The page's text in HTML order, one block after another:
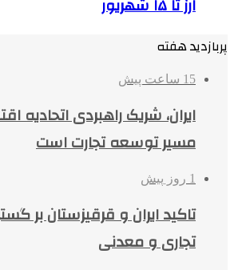
ارز تا ۱۵ شهریور
پربازدید هفته
15 ساعت پیش
ایران، شریک راهبردی اتحادیه
مسیر توسعه تجارت است
1 روز پیش
تاکید ایران و قرقیزستان بر
تجاری و معدنی